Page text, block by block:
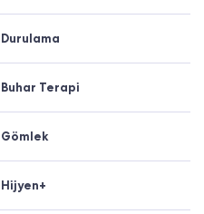
Durulama
Buhar Terapi
Gömlek
Hijyen+